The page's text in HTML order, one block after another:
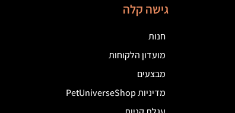
גישה קלה
חנות
מועדון הלקוחות
מבצעים
מדיניות PetUniverseShop